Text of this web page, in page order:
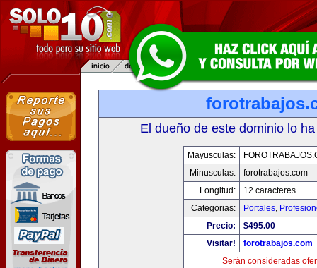
El dueño de este dominio lo
Mayusculas:
Minusculas:
forotrabajos.com
Longitud:
12 caracteres
Categorias:
Portales,
Precio:
$495.00
Visitar!
forotrabajos.com
Serán consideradas